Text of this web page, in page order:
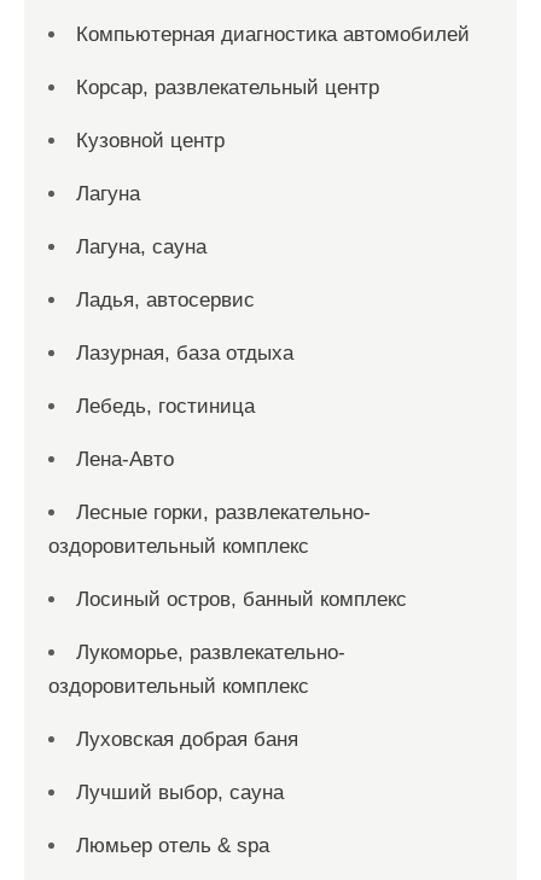
Компьютерная диагностика автомобилей
Корсар, развлекательный центр
Кузовной центр
Лагуна
Лагуна, сауна
Ладья, автосервис
Лазурная, база отдыха
Лебедь, гостиница
Лена-Авто
Лесные горки, развлекательно-
оздоровительный комплекс
Лосиный остров, банный комплекс
Лукоморье, развлекательно-
оздоровительный комплекс
Луховская добрая баня
Лучший выбор, сауна
Люмьер отель & spa